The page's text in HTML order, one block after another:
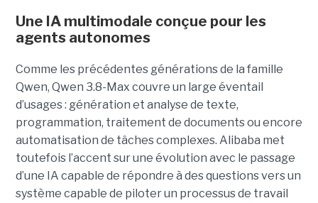
Une IA multimodale conçue pour les
agents autonomes
Comme les précédentes générations de la famille
Qwen, Qwen 3.8-Max couvre un large éventail
d’usages : génération et analyse de texte,
programmation, traitement de documents ou encore
automatisation de tâches complexes. Alibaba met
toutefois l’accent sur une évolution avec le passage
d’une IA capable de répondre à des questions vers un
système capable de piloter un processus de travail